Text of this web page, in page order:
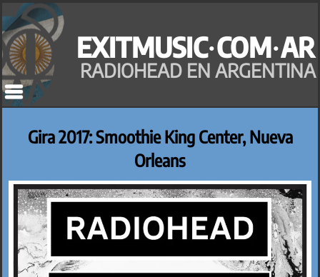
Saltar
al
contenido
EXITMUSIC·COM·AR
RADIOHEAD EN ARGENTINA
Gira 2017: Smoothie King Center, Nueva
Orleans